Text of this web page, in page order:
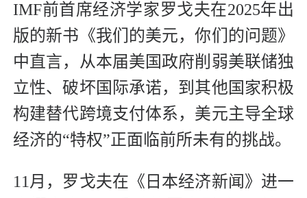
IMF前首席经济学家罗戈夫在2025年出
版的新书《我们的美元，你们的问题》
中直言，从本届美国政府削弱美联储独
立性、破坏国际承诺，到其他国家积极
构建替代跨境支付体系，美元主导全球
经济的“特权”正面临前所未有的挑战。
11月，罗戈夫在《日本经济新闻》进一